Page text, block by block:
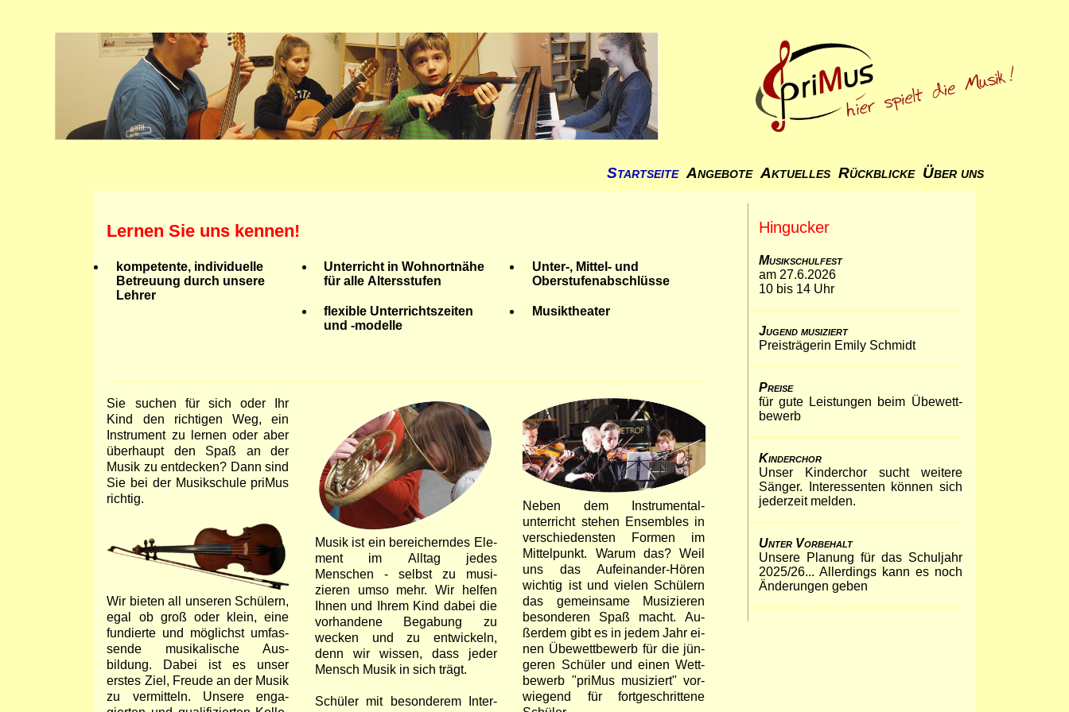
Startseite Angebote Aktuelles Rückblicke Über uns
Lernen Sie uns kennen!
kompetente, individuelle
Betreuung durch unsere
Lehrer
Unterricht in Wohnortnähe
für alle Altersstufen
flexible Unterrichtszeiten
und -modelle
Unter-, Mittel- und
Oberstufenabschlüsse
Musiktheater
Sie suchen für sich oder Ihr
Kind den richtigen Weg, ein
Instru­ment zu lernen oder aber
über­haupt den Spaß an der
Musik zu ent­decken? Dann sind
Sie bei der Musik­schule priMus
richtig.
Wir bieten all unse­ren Schülern,
egal ob groß oder klein, eine
fun­dierte und mög­lichst um­fas­
sende musi­kalische Aus­
bildung. Dabei ist es unser
erstes Ziel, Freude an der Musik
zu vermit­teln. Un­sere enga­
Musik ist ein berei­cherndes Ele­
ment im All­tag jedes
Menschen - selbst zu musi­
zieren umso mehr. Wir helfen
Ihnen und Ihrem Kind dabei die
vorhan­dene Begabung zu
wecken und zu ent­wickeln,
denn wir wissen, dass jeder
Mensch Mu­sik in sich trägt.
Schüler mit beson­derem Inter­
Neben dem Instrumental­
unterricht stehen Ensembles in
verschie­densten Formen im
Mittel­punkt. Warum das? Weil
uns das Aufein­ander-Hören
wichtig ist und vielen Schülern
das gemein­same Musi­zieren
beson­deren Spaß macht. Au­
ßer­dem gibt es in je­dem Jahr ei­
nen Übe­wett­be­werb für die jün­
ge­ren Schü­ler und ei­nen Wett­
be­werb "pri­Mus mu­si­ziert" vor­
wie­gend für fort­ge­schrit­te­ne
Hingucker
Musikschulfest
am 27.6.2026
10 bis 14 Uhr
Jugend musiziert
Preisträgerin Emily Schmidt
Preise
für gu­te Leistun­gen beim Übe­wett­
be­werb
Kinderchor
Unser Kinder­chor sucht wei­te­re
Sän­ger. Inter­es­sen­ten kön­nen sich
je­der­zeit melden.
Unter Vorbehalt
Unsere Planung für das Schul­jahr
2025/26... Al­ler­dings kann es noch
Än­de­run­gen geben